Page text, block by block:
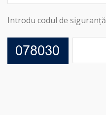
Introdu codul de siguranță